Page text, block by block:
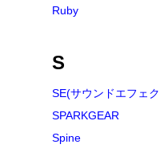
Ruby
S
SE(サウンドエフェ
SPARKGEAR
Spine